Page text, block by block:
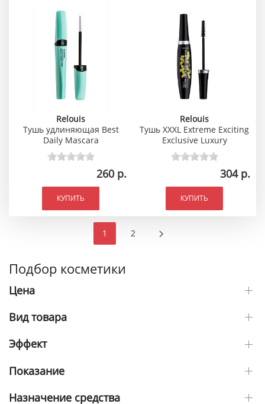
Relouis
Тушь удлиняющая Best
Daily Mascara
260 р.
КУПИТЬ
Relouis
Тушь XXXL Extreme Exciting
Exclusive Luxury
304 р.
КУПИТЬ
1 2
Подбор косметики
Цена
Вид товара
Эффект
Показание
Назначение средства